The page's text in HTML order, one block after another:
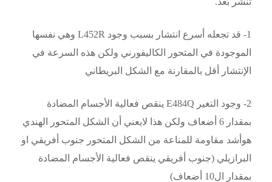
1- قد تجعله أسرع انتشار بسبب وجود L452R وهي نفسها
الموجودة في المتحور الكاليفورني ولكن هذه السرعة في
الإنتشار أقل بالمقارنة مع الشكل البريطاني
2- وجود التغير E484Q ينقص فعالية الأجسام المضادة
بمقدار 6 أضعاف ولكن هذا لايعني أن الشكل المتحور الهندي
هوأشد مقاومة للمناعة من الشكل المتحور جنوب أفريقي او
البرازيلي (جنوب أفريقي ينقص فعالية الأجسام المضادة
بمقدار ال10 أضعاف)